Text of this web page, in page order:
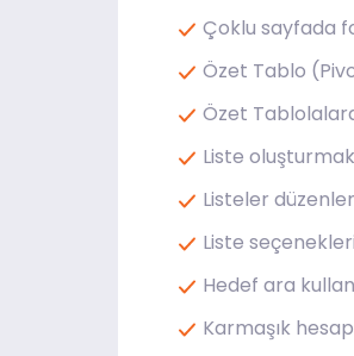
Çoklu sayfada
Özet Tablo
Özet
Liste
Listeler
Liste
Hedef ara
Karmaşık